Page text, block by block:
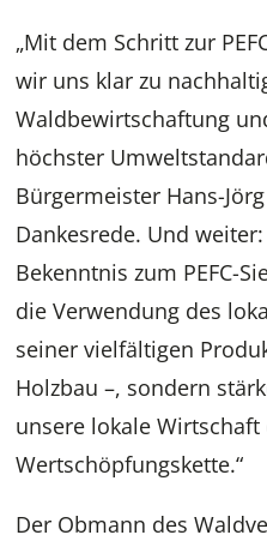
„Mit dem Schritt zur
wir uns klar zu
Waldbewirtschaftung
höchster
Bürgermeister Hans-
Dankesrede. Und
Bekenntnis zum PEFC-
die Verwendung des
seiner vielfältigen
Holzbau –, sondern
unsere lokale
Wertschöpfungskette.“
Der Obmann des